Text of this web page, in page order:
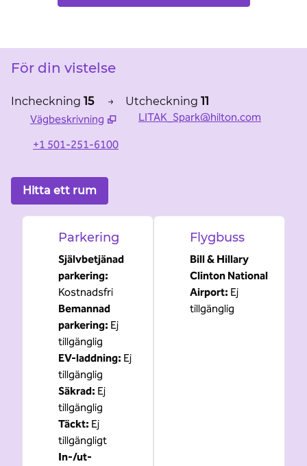
För din vistelse
Incheckning 15 → Utcheckning 11
Vägbeskrivning
Öppnar ny flik
LITAK_Spark@hilton.com
+1 501-251-6100
Hitta ett rum
Parkering
Självbetjänad
parkering:
Kostnadsfri
Bemannad
parkering: Ej
tillgänglig
EV-laddning: Ej
tillgänglig
Säkrad: Ej
tillgänglig
Täckt: Ej
tillgängligt
In-/ut-
Flygbuss
Bill & Hillary
Clinton National
Airport: Ej
tillgänglig